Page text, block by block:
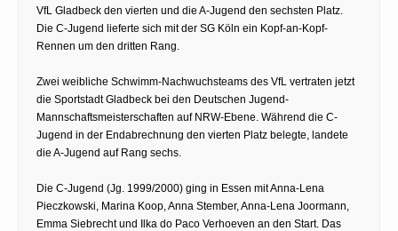
VfL Gladbeck den vierten und die A-Jugend den sechsten Platz.
Die C-Jugend lieferte sich mit der SG Köln ein Kopf-an-Kopf-
Rennen um den dritten Rang.
Zwei weibliche Schwimm-Nachwuchsteams des VfL vertraten jetzt
die Sportstadt Gladbeck bei den Deutschen Jugend-
Mannschaftsmeisterschaften auf NRW-Ebene. Während die C-
Jugend in der Endabrechnung den vierten Platz belegte, landete
die A-Jugend auf Rang sechs.
Die C-Jugend (Jg. 1999/2000) ging in Essen mit Anna-Lena
Pieczkowski, Marina Koop, Anna Stember, Anna-Lena Joormann,
Emma Siebrecht und Ilka do Paco Verhoeven an den Start. Das